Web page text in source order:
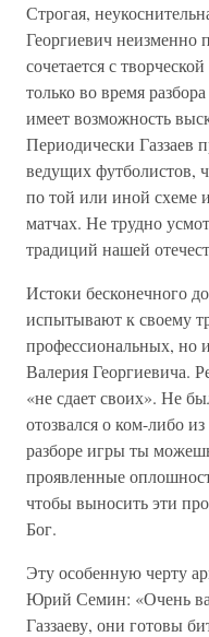
Строгая,
Георгиевич
сочетается с
только во время
имеет возможность
Периодически Газзаев
ведущих футболистов,
по той или иной схеме
матчах. Не трудно
традиций нашей
Истоки бесконечного
испытывают к своему
профессиональных, но
Валерия Георгиевича.
«не сдает своих». Не
отозвался о ком-либо
разборе игры ты
проявленные
чтобы выносить эти
Бог.
Эту особенную черту
Юрий Семин: «Очень
Газзаеву, они готовы